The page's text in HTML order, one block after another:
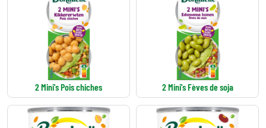
2 Mini's Pois chiches 2 Mini's Fèves de soja